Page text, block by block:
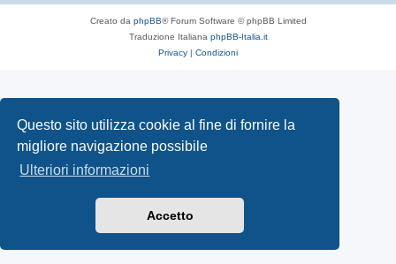
Questo sito utilizza cookie al fine di fornire la
migliore navigazione possibile
Ulteriori informazioni
Accetto
Creato da phpBB® Forum Software © phpBB Limited
Traduzione Italiana phpBB-Italia.it
Privacy | Condizioni